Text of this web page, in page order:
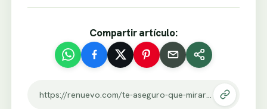
Compartir artículo:
https://renuevo.com/te-aseguro-que-miraras-todo-el-video-te-contagiaran-100.html